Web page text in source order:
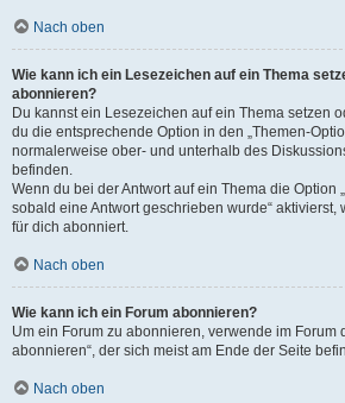
Nach oben
Wie kann ich ein Lesezeichen auf ein Thema
abonnieren?
Du kannst ein Lesezeichen auf ein Thema setzen
du die entsprechende Option in den „Themen-
normalerweise ober- und unterhalb des
befinden.
Wenn du bei der Antwort auf ein Thema die Option
sobald eine Antwort geschrieben wurde“ aktivierst,
für dich abonniert.
Nach oben
Wie kann ich ein Forum abonnieren?
Um ein Forum zu abonnieren, verwende im Forum
abonnieren“, der sich meist am Ende der Seite
Nach oben